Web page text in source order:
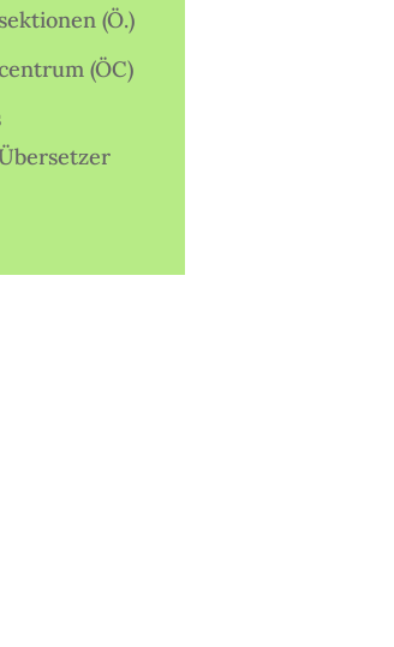
(Ö.)
(ÖC)